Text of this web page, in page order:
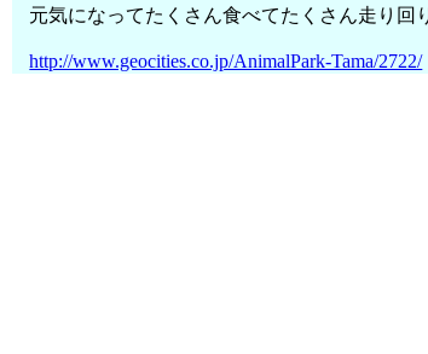
元気になってたくさん食べてたくさん走り回
http://www.geocities.co.jp/AnimalPark-Tama/2722/